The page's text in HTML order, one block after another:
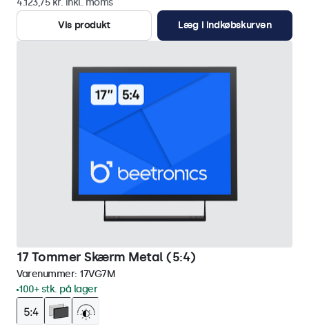
4.123,75 kr. inkl. moms
Vis produkt
Læg i indkøbskurven
17 Tommer Skærm Metal (5:4)
Varenummer: 17VG7M
100+ stk. på lager